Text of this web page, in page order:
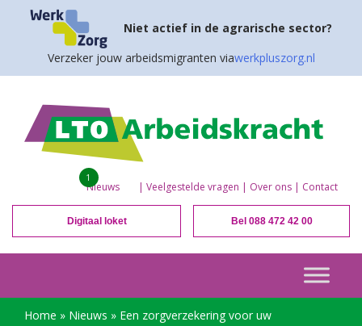
Niet actief in de agrarische sector?
Verzeker jouw arbeidsmigranten viawerkpluszorg.nl
Nieuws
1
| Veelgestelde vragen | Over ons | Contact
Digitaal loket Bel 088 472 42 00
Home » Nieuws » Een zorgverzekering voor uw